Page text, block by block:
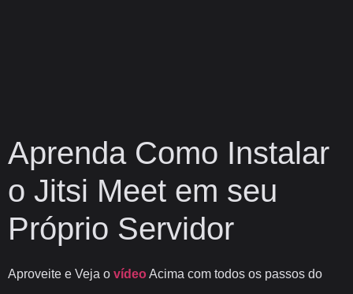
Aprenda Como Instalar
o Jitsi Meet em seu
Próprio Servidor
Aproveite e Veja o vídeoAcima com todos os passos do